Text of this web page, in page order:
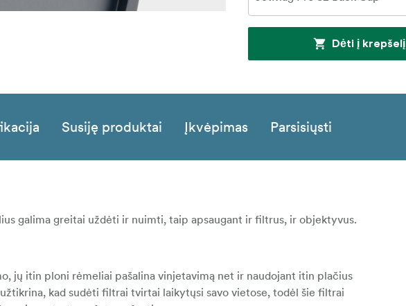
Dėti į krepšelį
Susiję produktai Įkvėpimas Parsisiųsti
galima greitai uždėti ir nuimti, taip apsaugant ir filtrus, ir objektyvus.
jų itin ploni rėmeliai pašalina vinjetavimą net ir naudojant itin plačius
kad sudėti filtrai tvirtai laikytųsi savo vietose, todėl šie filtrai